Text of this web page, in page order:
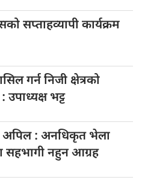
सप्ताहव्यापी कार्यक्रम
गर्न निजी क्षेत्रको
भट्ट
: अनधिकृत भेला
सहभागी नहुन आग्रह